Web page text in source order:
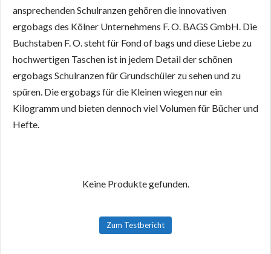
ansprechenden Schulranzen gehören die innovativen
ergobags des Kölner Unternehmens F. O. BAGS GmbH. Die
Buchstaben F. O. steht für Fond of bags und diese Liebe zu
hochwertigen Taschen ist in jedem Detail der schönen
ergobags Schulranzen für Grundschüler zu sehen und zu
spüren. Die ergobags für die Kleinen wiegen nur ein
Kilogramm und bieten dennoch viel Volumen für Bücher und
Hefte.
Keine Produkte gefunden.
Zum Testbericht